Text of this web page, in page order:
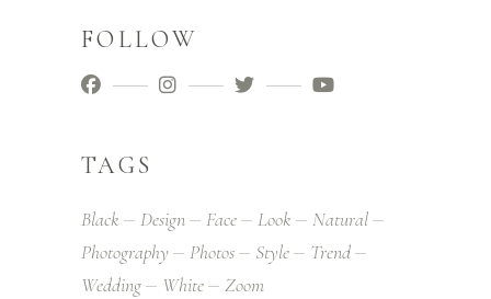
FOLLOW
TAGS
Black Design Face Look
Natural
Photography
Photos Style
Trend
Wedding
White Zoom